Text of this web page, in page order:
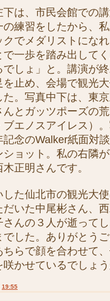
は、市民会館での
の練習をしたから、
クでメダリストにな
で一歩を踏み出して
でしょ」と。講演が
を止め、会場で観光
た。写真中下は、東
んとガッツポーズの
ブエノスアイレス）
念のWalker紙面対
ショット。私の右隣が
正明さんです。
た仙北市の観光大使
だいた中尾彬さん、
さんの３人が逝って
でした。ありがとう
ちらで顔を合わせて
咲かせているでしょ
19:55